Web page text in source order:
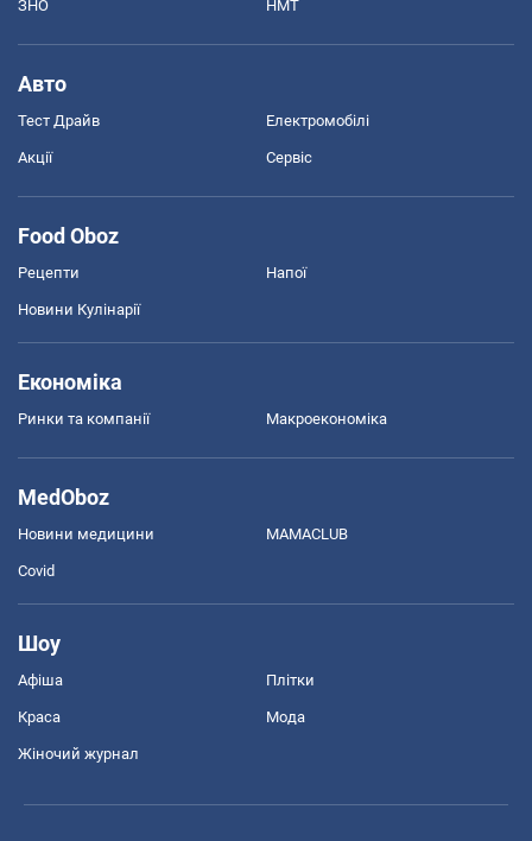
ЗНО НМТ
Авто
Тест Драйв Електромобілі
Акції Сервіс
Food Oboz
Рецепти Напої
Новини Кулінарії
Економіка
Ринки та компанії Макроекономіка
MedOboz
Новини медицини MAMACLUB
Covid
Шоу
Афіша Плітки
Краса Мода
Жіночий журнал